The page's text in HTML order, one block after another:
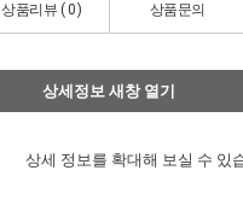
상품리뷰 ( 0) 상품문의
상세정보 새창 열기
상세 정보를 확대해 보실 수 있